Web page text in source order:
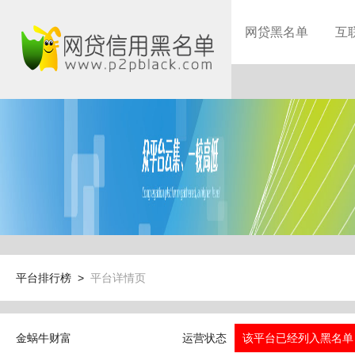
网贷黑名单 互
平台排行榜 > 平台详情页
金蜗牛财富 运营状态 该平台已经列入黑名